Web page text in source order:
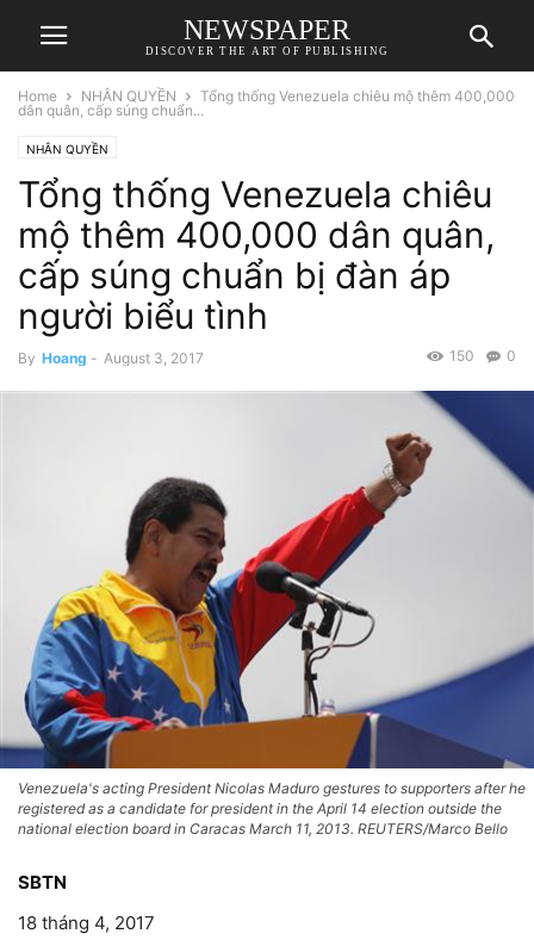
NEWSPAPER
DISCOVER THE ART OF PUBLISHING
Home NHÂN QUYỀN
Tổng thống Venezuela chiêu mộ thêm 400,000
dân quân, cấp súng chuẩn...
NHÂN QUYỀN
Tổng thống Venezuela chiêu
mộ thêm 400,000 dân quân,
cấp súng chuẩn bị đàn áp
người biểu tình
By Hoang - August 3, 2017 0
150
Venezuela's acting President Nicolas Maduro gestures to supporters after he
registered as a candidate for president in the April 14 election outside the
national election board in Caracas March 11, 2013. REUTERS/Marco Bello
SBTN
18 tháng 4, 2017